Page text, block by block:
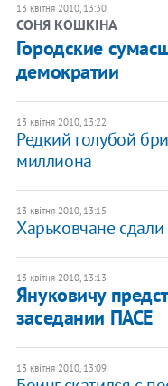
13 квітня 2010, 13:30
СОНЯ КОШКІНА
Городские
демократии
13 квітня 2010, 13:22
Редкий голубой
миллиона
13 квітня 2010, 13:15
Харьковчане
13 квітня 2010, 13:13
Януковичу
заседании ПАСЕ
13 квітня 2010, 13:09